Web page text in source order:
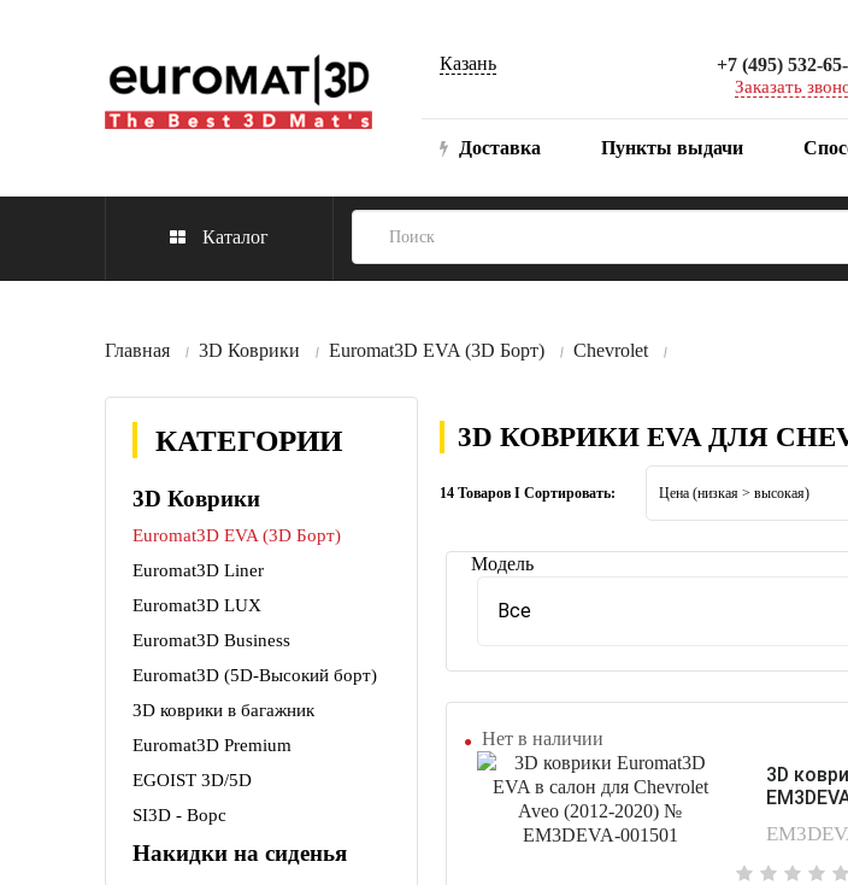
Казань +7 (495) 532-
Заказать
Доставка Пункты выдачи
Каталог
Главная 3D Коврики Euromat3D EVA (3D Борт) Chevrolet
КАТЕГОРИИ
3D Коврики
Euromat3D EVA (3D Борт)
Euromat3D Liner
Euromat3D LUX
Euromat3D Business
Euromat3D (5D-Высокий борт)
3D коврики в багажник
Euromat3D Premium
EGOIST 3D/5D
SI3D - Ворс
Накидки на сиденья
3D КОВРИКИ EVA ДЛЯ
14 Товаров I Сортировать:
Модель
Все
Нет в наличии
3D